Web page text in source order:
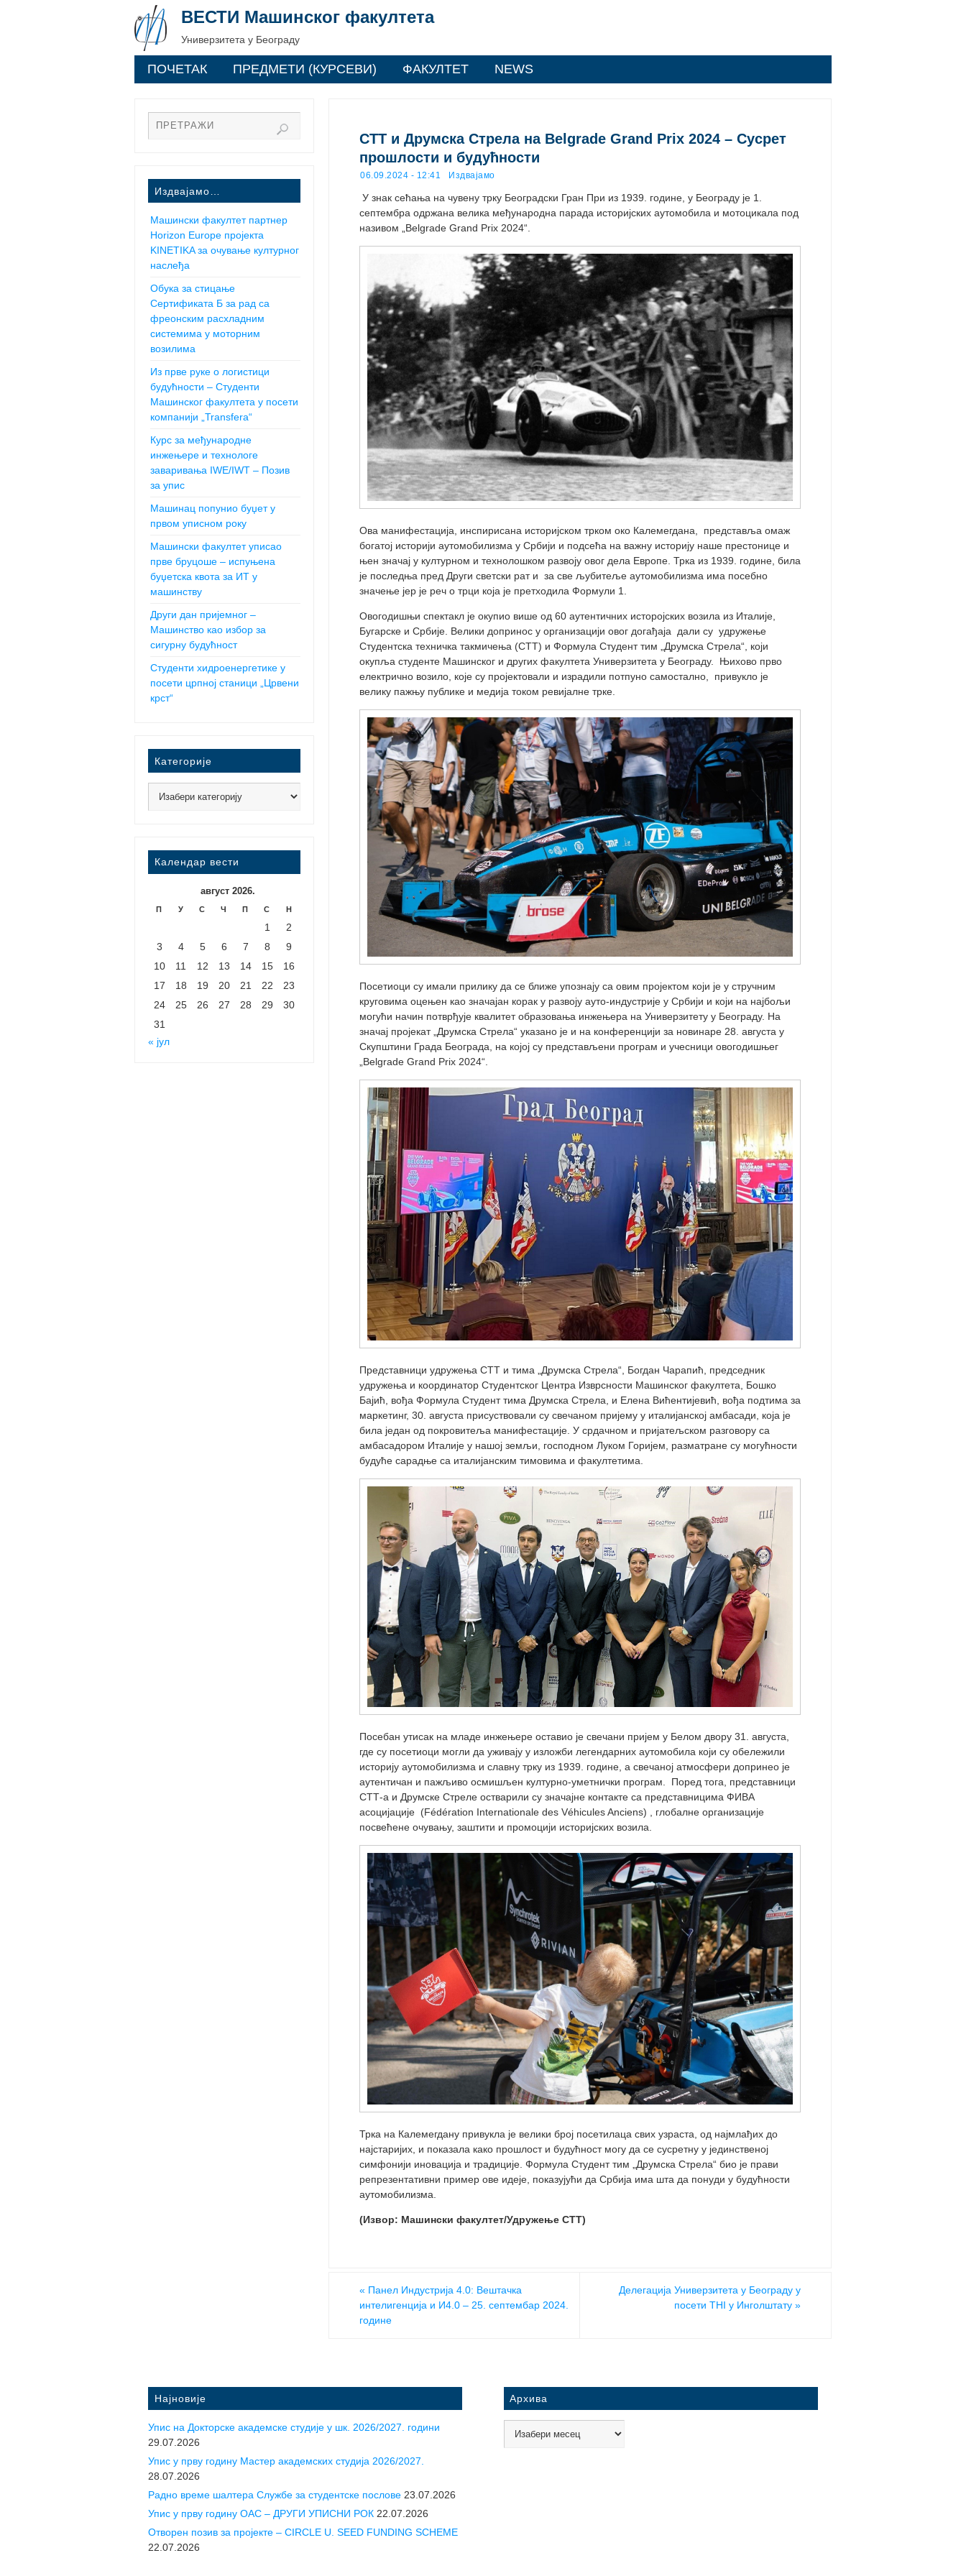
ВЕСТИ Машинског факултета
Универзитета у Београду
ПОЧЕТАК ПРЕДМЕТИ (КУРСЕВИ) ФАКУЛТЕТ NEWS
СТТ и Друмска Стрела на Belgrade Grand Prix 2024 – Сусрет
прошлости и будућности
06.09.2024 - 12:41 Издвајамо
У знак сећања на чувену трку Београдски Гран При из 1939. године, у Београду је 1.
септембра одржана велика међународна парада историјских аутомобила и мотоцикала под
називом „Belgrade Grand Prix 2024“.
Ова манифестација, инспирисана историјском трком око Калемегдана, представља омаж
богатој историји аутомобилизма у Србији и подсећа на важну историју наше престонице и
њен значај у културном и технолошком развоју овог дела Европе. Трка из 1939. године, била
је последња пред Други светски рат и за све љубитеље аутомобилизма има посебно
значење јер је реч о трци која је претходила Формули 1.
Овогодишњи спектакл је окупио више од 60 аутентичних исторојских возила из Италије,
Бугарске и Србије. Велики допринос у организацији овог догађаја дали су удружење
Студентска техничка такмичења (СТТ) и Формула Студент тим „Друмска Стрела“, који
окупља студенте Машинског и других факултета Универзитета у Београду. Њихово прво
електрично возило, које су пројектовали и израдили потпуно самостално, привукло је
велику пажњу публике и медија током ревијалне трке.
Посетиоци су имали прилику да се ближе упознају са овим пројектом који је у стручним
круговима оцењен као значајан корак у развоју ауто-индустрије у Србији и који на најбољи
могући начин потврђује квалитет образовања инжењера на Универзитету у Београду. На
значај пројекат „Друмска Стрела“ указано је и на конференцији за новинаре 28. августа у
Скупштини Града Београда, на којој су представљени програм и учесници овогодишњег
„Belgrade Grand Prix 2024“.
Представници удружења СТТ и тима „Друмска Стрела“, Богдан Чарапић, председник
удружења и координатор Студентског Центра Изврсности Машинског факултета, Бошко
Бајић, вођа Формула Студент тима Друмска Стрела, и Елена Вићентијевић, вођа подтима за
маркетинг, 30. августа присуствовали су свечаном пријему у италијанској амбасади, која је
била један од покровитеља манифестације. У срдачном и пријатељском разговору са
амбасадором Италије у нашој земљи, господном Луком Горијем, разматране су могућности
будуће сарадње са италијанским тимовима и факултетима.
Посебан утисак на младе инжењере оставио је свечани пријем у Белом двору 31. августа,
где су посетиоци могли да уживају у изложби легендарних аутомобила који су обележили
историју аутомобилизма и славну трку из 1939. године, а свечаној атмосфери допринео је
аутентичан и пажљиво осмишљен културно-уметнички програм. Поред тога, представници
СТТ-а и Друмске Стреле остварили су значајне контакте са представницима ФИВА
асоцијације (Fédération Internationale des Véhicules Anciens) , глобалне организације
посвећене очувању, заштити и промоцији историјских возила.
Трка на Калемегдану привукла је велики број посетилаца свих узраста, од најмлађих до
најстаријих, и показала како прошлост и будућност могу да се сусретну у јединственој
симфонији иновација и традиције. Формула Студент тим „Друмска Стрела“ био је прави
репрезентативни пример ове идеје, показујући да Србија има шта да понуди у будућности
аутомобилизма.
(Извор: Машински факултет/Удружење СТТ)
« Панел Индустрија 4.0: Вештачка
интелигенција и И4.0 – 25. септембар 2024.
године
Делегација Универзитета у Беoграду у
посети THI у Инголштату »
Издвајамо…
Машински факултет партнер
Horizon Europe пројекта
KINETIKA за очување културног
наслеђа
Обука за стицање
Сертификата Б за рад са
фреонским расхладним
системима у моторним
возилима
Из прве руке о логистици
будућности – Студенти
Машинског факултета у посети
компанији „Transfera“
Курс за међународне
инжењере и технологе
заваривања IWE/IWT – Позив
за упис
Машинац попунио буџет у
првом уписном року
Машински факултет уписао
прве бруцоше – испуњена
буџетска квота за ИТ у
машинству
Други дан пријемног –
Машинство као избор за
сигурну будућност
Студенти хидроенергетике у
посети црпној станици „Црвени
крст“
Категорије
Календар вести
август 2026.
П У С Ч П С Н
1
2
3
4 5 6 7 8
9
10
11 12 13 14 15
16
17
18 19 20 21 22
23
24
25 26 27 28 29
30
31
« јул
Најновије
Упис на Докторске академске студије у шк. 2026/2027. години
29.07.2026
Упис у прву годину Mастер академских студија 2026/2027.
28.07.2026
Радно време шалтера Службе за студентске послове 23.07.2026
Упис у прву годину ОАС – ДРУГИ УПИСНИ РОК 22.07.2026
Отворен позив за пројекте – CIRCLE U. SEED FUNDING SCHEME
22.07.2026
Архива